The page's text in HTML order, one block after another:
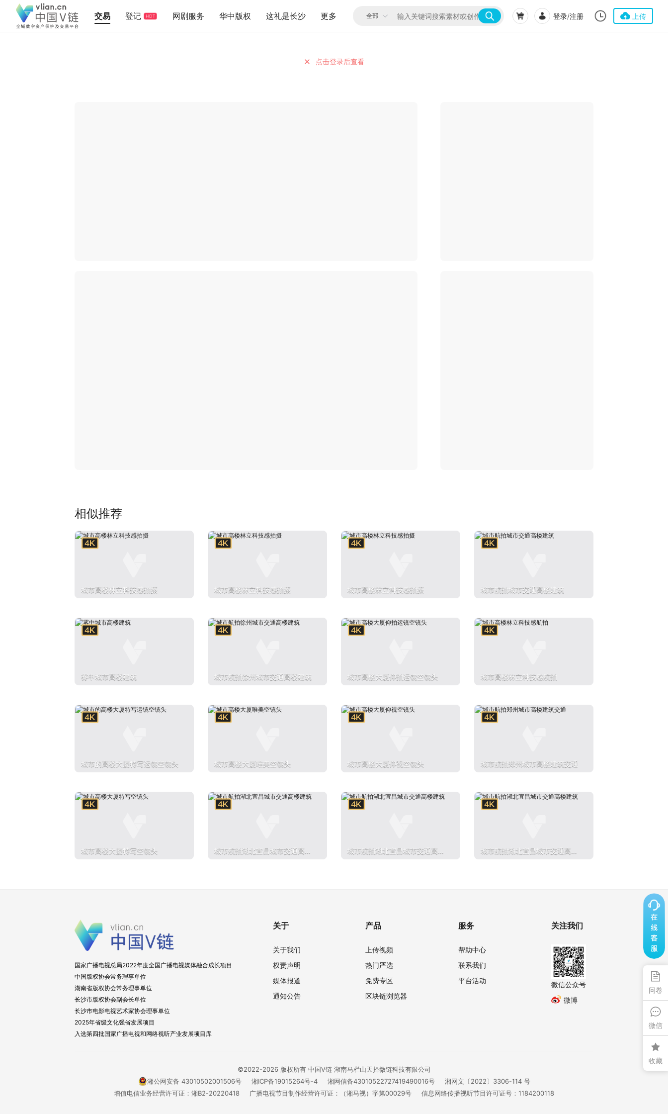
交易 登记 HOT 网剧服务 华中版权 这礼是长沙 更多 登录/注册 上传
点击登录后查看
相似推荐
城市高楼林立科技感拍摄 城市高楼林立科技感拍摄 城市高楼林立科技感拍摄 城市航拍城市交通高楼建筑
雾中城市高楼建筑 城市航拍徐州城市交通高楼建筑 城市高楼大厦仰拍运镜空镜头 城市高楼林立科技感航拍
城市的高楼大厦特写运镜空镜头 城市高楼大厦唯美空镜头 城市高楼大厦仰视空镜头 城市航拍郑州城市高楼建筑交通
城市高楼大厦特写空镜头
城市航拍湖北宜昌城市交通高楼
城市航拍湖北宜昌城市交通高楼
城市航拍湖北宜昌城市交通高楼
问卷
微信
收藏
国家广播电视总局2022年度全国广播电视媒体融合成长项目
中国版权协会常务理事单位
湖南省版权协会常务理事单位
长沙市版权协会副会长单位
长沙市电影电视艺术家协会理事单位
2025年省级文化强省发展项目
入选第四批国家广播电视和网络视听产业发展项目库
关于
关于我们
权责声明
媒体报道
通知公告
产品
上传视频
热门严选
免费专区
区块链浏览器
服务
帮助中心
联系我们
平台活动
关注我们
微信公众号
微博
©2022-2026 版权所有 中国V链 湖南马栏山天择微链科技有限公司
湘公网安备 43010502001506号
湘ICP备19015264号-4 湘网信备43010522727419490016号
湘网文〔2022〕3306-114 号
增值电信业务经营许可证：湘B2-20220418
广播电视节目制作经营许可证：（湘马视）字第00029号 信息网络传播视听节目许可证号：1184200118